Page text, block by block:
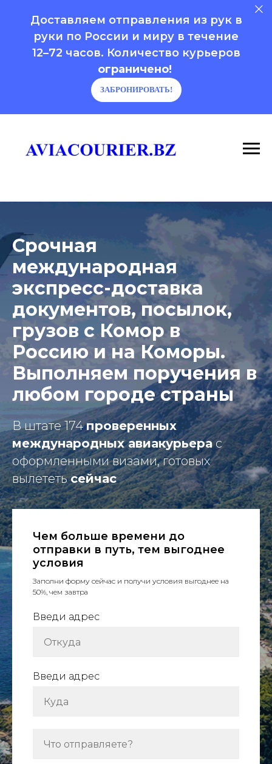
Доставляем отправления из рук в
руки по России и миру в течение
12–72 часов. Количество курьеров
ограничено!
ЗАБРОНИРОВАТЬ!
Срочная
международная
экспресс-доставка
документов, посылок,
грузов с Комор в
Россию и на Коморы.
Выполняем поручения в
любом городе страны
В штате 174проверенных
международных авиакурьерас
оформленными визами, готовых
вылететьсейчас
Чем больше времени до
отправки в путь, тем выгоднее
условия
Заполни форму сейчас и получи условия выгоднее на
50%, чем завтра
Введи адрес
Введи адрес